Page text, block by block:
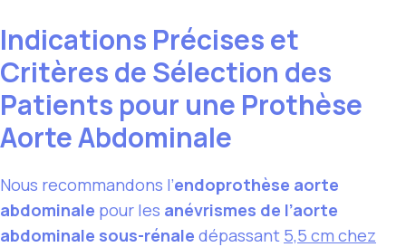
Indications Précises et
Critères de Sélection des
Patients pour une Prothèse
Aorte Abdominale
Nous recommandons l’endoprothèse aorte
abdominale pour les anévrismes de l’aorte
abdominale sous-rénale dépassant 5,5 cm chez